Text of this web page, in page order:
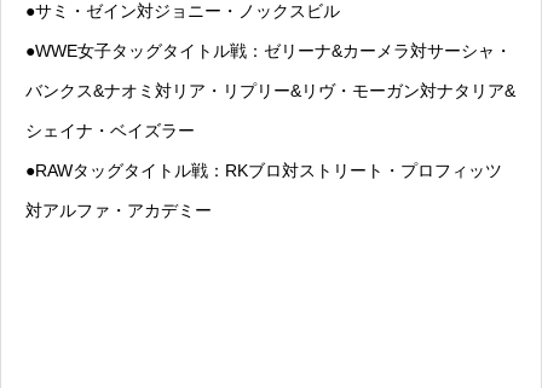
●サミ・ゼイン対ジョニー・ノックスビル
●WWE女子タッグタイトル戦：ゼリーナ&カーメラ対サーシャ・
バンクス&ナオミ対リア・リプリー&リヴ・モーガン対ナタリア&
シェイナ・ベイズラー
●RAWタッグタイトル戦：RKブロ対ストリート・プロフィッツ
対アルファ・アカデミー